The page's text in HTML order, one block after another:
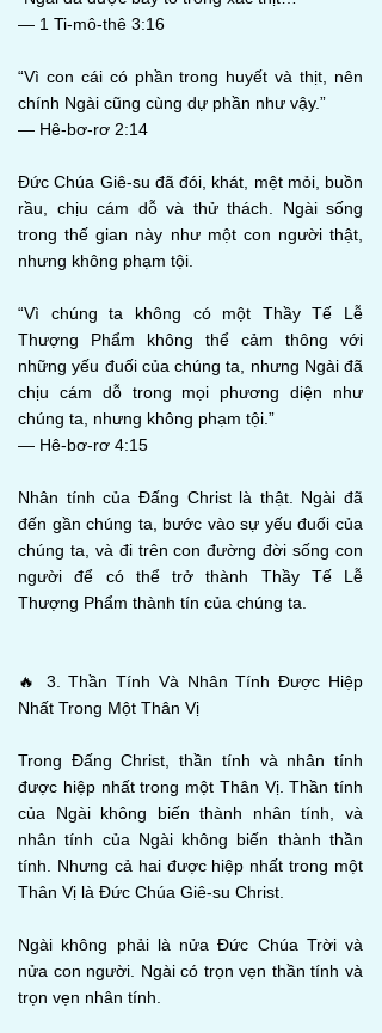
— 1 Ti-mô-thê 3:16
“Vì con cái có phần trong huyết và thịt, nên
chính Ngài cũng cùng dự phần như vậy.”
— Hê-bơ-rơ 2:14
Đức Chúa Giê-su đã đói, khát, mệt mỏi, buồn
rầu, chịu cám dỗ và thử thách. Ngài sống
trong thế gian này như một con người thật,
nhưng không phạm tội.
“Vì chúng ta không có một Thầy Tế Lễ
Thượng Phẩm không thể cảm thông với
những yếu đuối của chúng ta, nhưng Ngài đã
chịu cám dỗ trong mọi phương diện như
chúng ta, nhưng không phạm tội.”
— Hê-bơ-rơ 4:15
Nhân tính của Đấng Christ là thật. Ngài đã
đến gần chúng ta, bước vào sự yếu đuối của
chúng ta, và đi trên con đường đời sống con
người để có thể trở thành Thầy Tế Lễ
Thượng Phẩm thành tín của chúng ta.
🔥 3. Thần Tính Và Nhân Tính Được Hiệp
Nhất Trong Một Thân Vị
Trong Đấng Christ, thần tính và nhân tính
được hiệp nhất trong một Thân Vị. Thần tính
của Ngài không biến thành nhân tính, và
nhân tính của Ngài không biến thành thần
tính. Nhưng cả hai được hiệp nhất trong một
Thân Vị là Đức Chúa Giê-su Christ.
Ngài không phải là nửa Đức Chúa Trời và
nửa con người. Ngài có trọn vẹn thần tính và
trọn vẹn nhân tính.